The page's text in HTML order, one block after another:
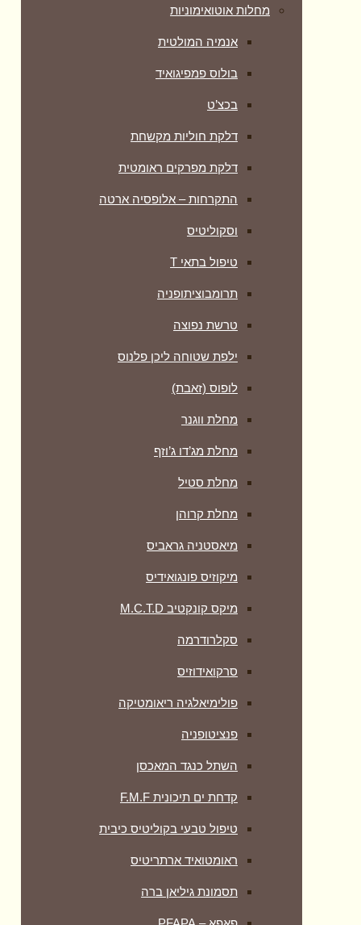
מחלות אוטואימוניות
אנמיה המולטית
בולוס פמפיגואיד
בכצ’ט
דלקת חוליות מקשחת
דלקת מפרקים ראומטית
התקרחות – אלופסיה ארטה
וסקוליטיס
טיפול בתאי T
תרומבוציתופניה
טרשת נפוצה
ילפת שטוחה ליכן פלנוס
לופוס (זאבת)
מחלת ווגנר
מחלת מג’דו ג’וזף
מחלת סטיל
מחלת קרוהן
מיאסטניה גראביס
מיקוזיס פונגואידיס
מיקס קונקטיב M.C.T.D
סקלרודרמה
סרקואידוזיס
פולימיאלגיה ריאומטיקה
‏פנציטופניה
השתל כנגד המאכסן
קדחת ים תיכונית F.M.F
טיפול טבעי בקוליטיס כיבית
ראומטואיד ארתריטיס
תסמונת גיליאן ברה